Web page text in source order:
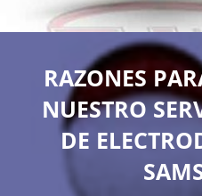
RAZONES
NUESTRO
DE